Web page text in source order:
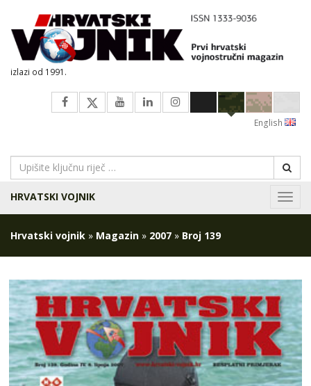
izlazi od 1991.
English
HRVATSKI VOJNIK
Hrvatski vojnik » Magazin » 2007 » Broj 139